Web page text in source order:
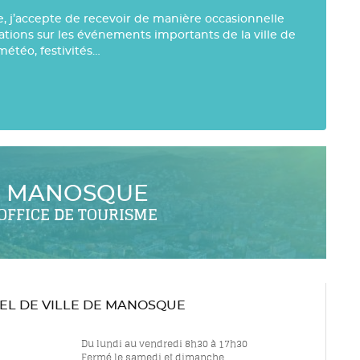
j’accepte de recevoir de manière occasionnelle
sur les événements importants de la ville de
festivités…
MANOSQUE
DE TOURISME
DE VILLE DE MANOSQUE
Du lundi au vendredi 8h30 à 17h30